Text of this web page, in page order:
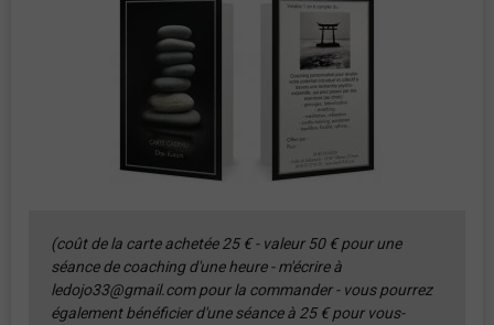
(coût de la carte achetée 25 € - valeur 50 € pour une
séance de coaching d'une heure - m'écrire à
ledojo33@gmail.com pour la commander - vous pourrez
également bénéficier d'une séance à 25 € pour vous-